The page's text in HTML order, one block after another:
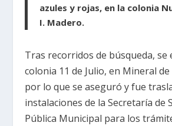
azules y rojas, en la colonia
I. Madero.
Tras recorridos de búsqueda, se
colonia 11 de Julio, en Mineral
por lo que se aseguró y fue
instalaciones de la Secretaría de
Pública Municipal para los